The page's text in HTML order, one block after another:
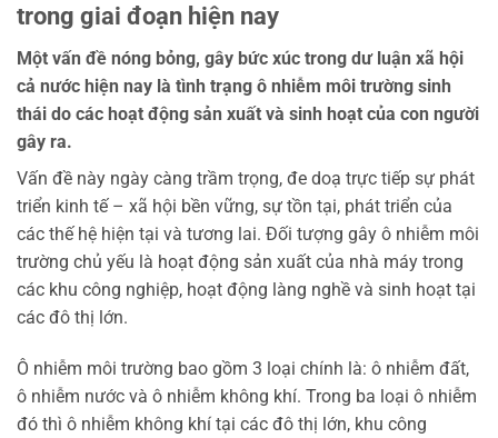
trong giai đoạn hiện nay
Một vấn đề nóng bỏng, gây bức xúc trong dư luận xã hội
cả nước hiện nay là tình trạng ô nhiễm môi trường sinh
thái do các hoạt động sản xuất và sinh hoạt của con người
gây ra.
Vấn đề này ngày càng trầm trọng, đe doạ trực tiếp sự phát
triển kinh tế – xã hội bền vững, sự tồn tại, phát triển của
các thế hệ hiện tại và tương lai. Đối tượng gây ô nhiễm môi
trường chủ yếu là hoạt động sản xuất của nhà máy trong
các khu công nghiệp, hoạt động làng nghề và sinh hoạt tại
các đô thị lớn.
Ô nhiễm môi trường bao gồm 3 loại chính là: ô nhiễm đất,
ô nhiễm nước và ô nhiễm không khí. Trong ba loại ô nhiễm
đó thì ô nhiễm không khí tại các đô thị lớn, khu công